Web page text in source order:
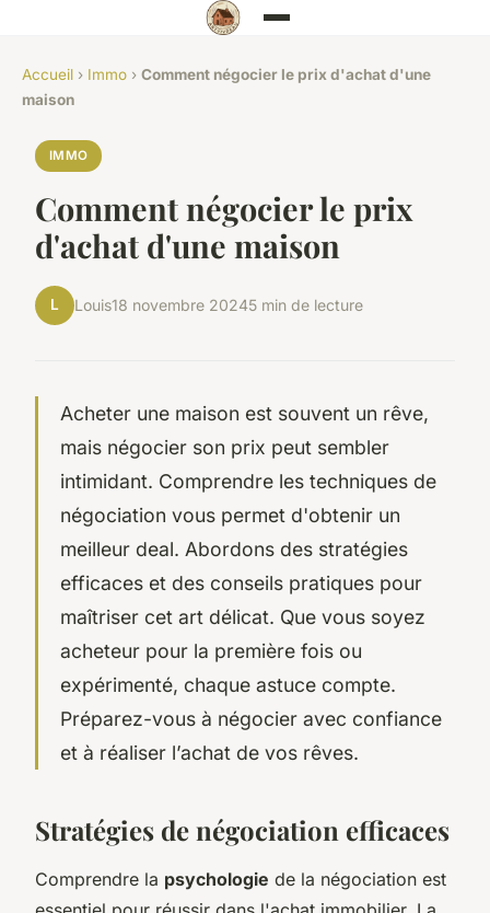
Accueil › Immo › Comment négocier le prix d'achat d'une
maison
IMMO
Comment négocier le prix
d'achat d'une maison
L Louis18 novembre 20245 min de lecture
Acheter une maison est souvent un rêve,
mais négocier son prix peut sembler
intimidant. Comprendre les techniques de
négociation vous permet d'obtenir un
meilleur deal. Abordons des stratégies
efficaces et des conseils pratiques pour
maîtriser cet art délicat. Que vous soyez
acheteur pour la première fois ou
expérimenté, chaque astuce compte.
Préparez-vous à négocier avec confiance
et à réaliser l’achat de vos rêves.
Stratégies de négociation efficaces
Comprendre la psychologie de la négociation est